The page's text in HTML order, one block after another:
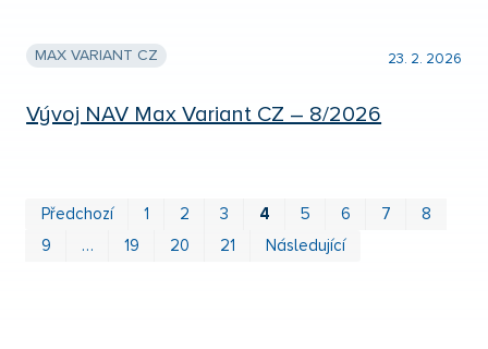
MAX VARIANT CZ 23. 2. 2026
Vývoj NAV Max Variant CZ – 8/2026
Předchozí 1 2 3 4 5 6 7
8
9
… 19 20 21 Následující